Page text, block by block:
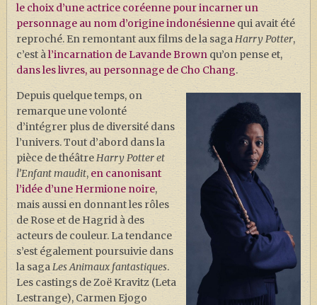
le choix d’une actrice coréenne pour incarner un
personnage au nom d’origine indonésiennequi avait été
reproché. En remontant aux films de la sagaHarry Potter,
c’est àl’incarnation de Lavande Brownqu’on pense et,
dans les livres, au personnage de Cho Chang.
Depuis quelque temps, on
remarque une volonté
d’intégrer plus de diversité dans
l’univers. Tout d’abord dans la
pièce de théâtreHarry Potter et
l’Enfant maudit, en canonisant
l’idée d’une Hermione noire,
mais aussi en donnant les rôles
de Rose et de Hagrid à des
acteurs de couleur. La tendance
s’est également poursuivie dans
la sagaLes Animaux fantastiques.
Les castings de Zoë Kravitz (Leta
Lestrange), Carmen Ejogo